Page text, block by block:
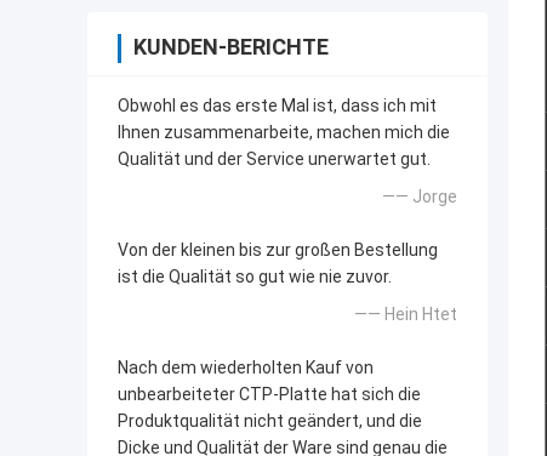
KUNDEN-BERICHTE
Obwohl es das erste Mal ist, dass ich mit
Ihnen zusammenarbeite, machen mich die
Qualität und der Service unerwartet gut.
—— Jorge
Von der kleinen bis zur großen Bestellung
ist die Qualität so gut wie nie zuvor.
—— Hein Htet
Nach dem wiederholten Kauf von
unbearbeiteter CTP-Platte hat sich die
Produktqualität nicht geändert, und die
Dicke und Qualität der Ware sind genau die